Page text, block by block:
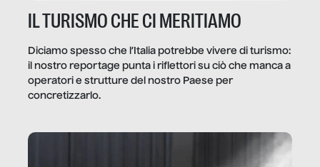
IL TURISMO CHE CI MERITIAMO
Diciamo spesso che l’Italia potrebbe vivere di turismo:
il nostro reportage punta i riflettori su ciò che manca a
operatori e strutture del nostro Paese per
concretizzarlo.